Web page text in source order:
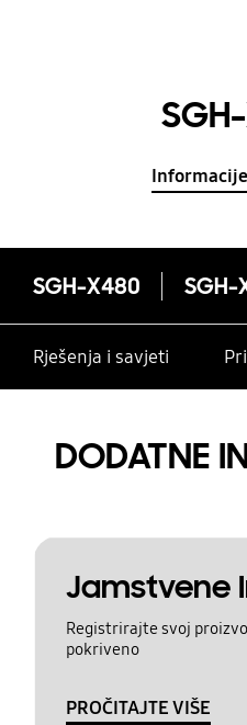
SGH-X480 SGH-
Rješenja i savjeti
DODATNE
Jamstvene
Registrirajte svoj
pokriveno
PROČITAJTE VIŠE